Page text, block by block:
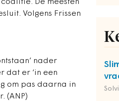
De meesten
Volgens Frissen
nader
dat er ‘in een
om pas daarna in
(ANP)